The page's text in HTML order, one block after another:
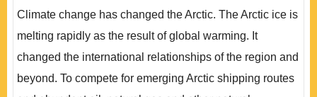
Climate change has changed the Arctic. The Arctic ice is
melting rapidly as the result of global warming. It
changed the international relationships of the region and
beyond. To compete for emerging Arctic shipping routes